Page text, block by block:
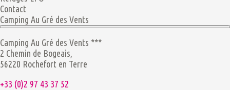
Contact
Camping Au Gré des Vents
Camping Au Gré des Vents ***
2 Chemin de Bogeais,
56220 Rochefort en Terre
+33 (0)2 97 43 37 52